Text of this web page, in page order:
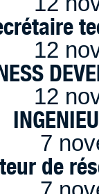
12
12
7
de